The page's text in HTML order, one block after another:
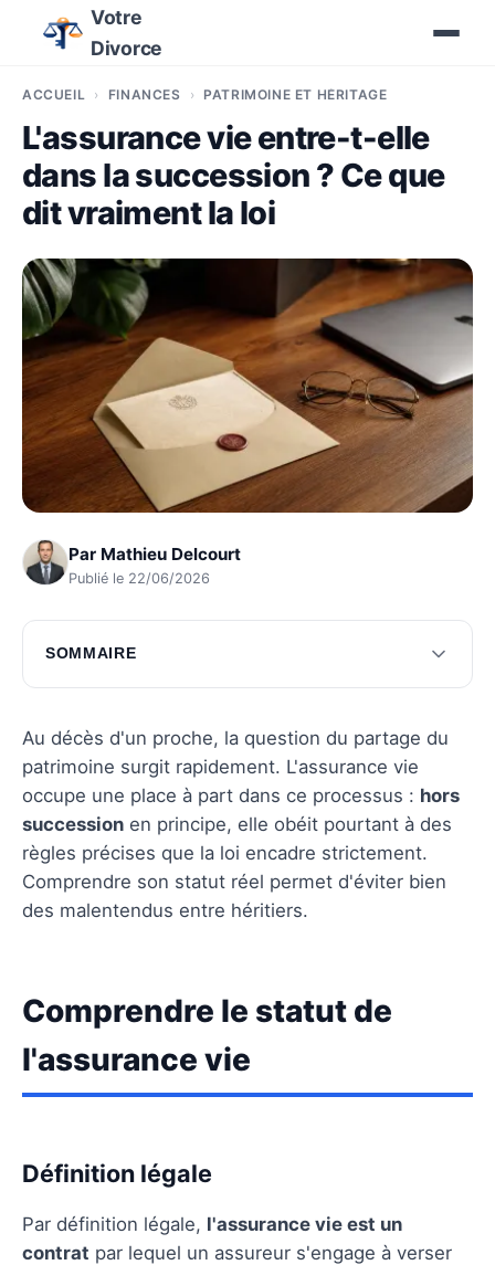
Votre
Divorce
ACCUEIL FINANCES PATRIMOINE ET HÉRITAGE
L'assurance vie entre-t-elle
dans la succession ? Ce que
dit vraiment la loi
Par Mathieu Delcourt
Publié le 22/06/2026
SOMMAIRE
Comprendre le statut de l'assurance vie
Exemptions et limitations légales
Impact sur les héritiers
Cas particuliers et jurisprudence
Conseils pour optimiser votre assurance vie
Questions fréquentes
Au décès d'un proche, la question du partage du
patrimoine surgit rapidement. L'assurance vie
occupe une place à part dans ce processus : hors
succession en principe, elle obéit pourtant à des
règles précises que la loi encadre strictement.
Comprendre son statut réel permet d'éviter bien
des malentendus entre héritiers.
Comprendre le statut de
l'assurance vie
Définition légale
Par définition légale, l'assurance vie est un
contrat par lequel un assureur s'engage à verser